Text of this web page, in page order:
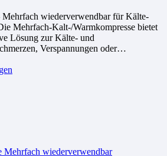
wiederverwendbar für Kälte-
Mehrfach-Kalt-/Warmkompresse bietet
Lösung zur Kälte- und
Verspannungen oder…